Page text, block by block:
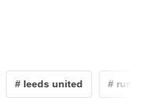
# leeds united # rumah